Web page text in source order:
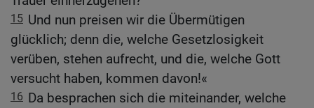
15 Und nun preisen wir die Übermütigen
glücklich; denn die, welche Gesetzlosigkeit
verüben, stehen aufrecht, und die, welche Gott
versucht haben, kommen davon!«
16 Da besprachen sich die miteinander, welche